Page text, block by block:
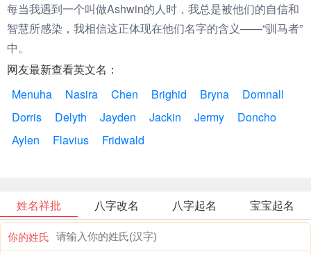
每当我遇到一个叫做Ashwin的人时，我总是被他们的自信和
智慧所感染，我相信这正体现在他们名字的含义——“驯马者”
中。
网友最新查看英文名：
Menuha
Nasira Chen Brighid Bryna
Domnall
Dorris
Delyth Jayden Jackin Jermy
Doncho
Aylen
Flavius Fridwald
姓名祥批 八字改名 八字起名 宝宝起名
你的姓氏